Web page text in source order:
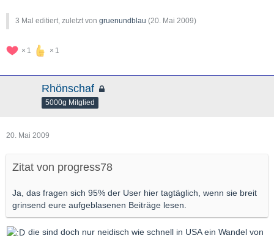
3 Mal editiert, zuletzt von gruenundblau (20. Mai 2009)
1 1
Rhönschaf
5000g Mitglied
20. Mai 2009
Zitat von progress78
Ja, das fragen sich 95% der User hier tagtäglich, wenn sie breit
grinsend eure aufgeblasenen Beiträge lesen.
die sind doch nur neidisch wie schnell in USA ein Wandel von